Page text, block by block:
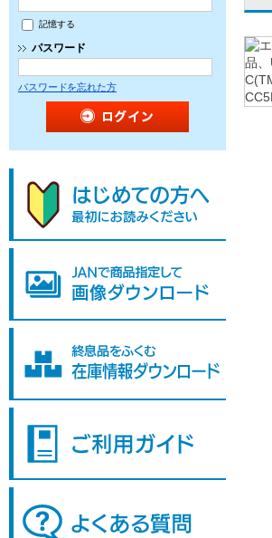
記憶する
パスワード
パスワードを忘れた方